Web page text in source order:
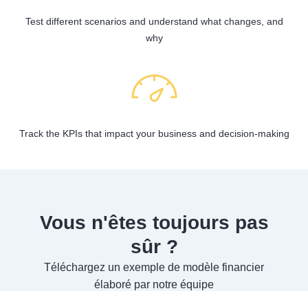
Test different scenarios and understand what changes, and
why
Track the KPIs that impact your business and decision-making
Vous n'êtes toujours pas
sûr ?
Téléchargez un exemple de modèle financier
élaboré par notre équipe